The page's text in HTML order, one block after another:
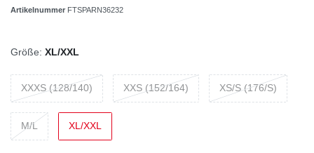
Artikelnummer FTSPARN36232
Größe: XL/XXL
XXXS (128/140) XXS (152/164) XS/S (176/S)
M/L XL/XXL